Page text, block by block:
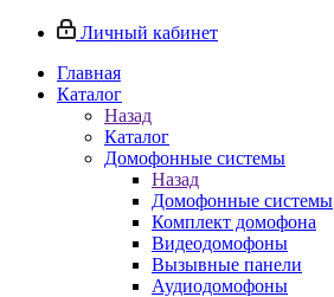
Личный кабинет
Главная
Каталог
Назад
Каталог
Домофонные системы
Назад
Домофонные системы
Комплект домофона
Видеодомофоны
Вызывные панели
Аудиодомофоны